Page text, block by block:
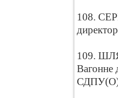
108.
109.
Вагонне